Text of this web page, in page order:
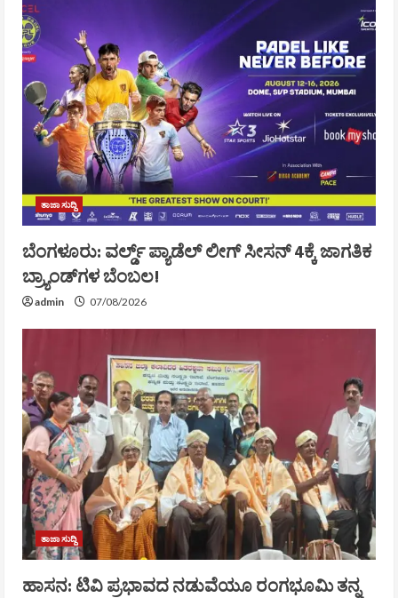
ತಾಜಾ ಸುದ್ದಿ
ಬೆಂಗಳೂರು: ವರ್ಲ್ಡ್ ಪ್ಯಾಡೆಲ್ ಲೀಗ್ ಸೀಸನ್ 4ಕ್ಕೆ ಜಾಗತಿಕ
ಬ್ರ್ಯಾಂಡ್‌ಗಳ ಬೆಂಬಲ!
admin 07/08/2026
ತಾಜಾ ಸುದ್ದಿ
ಹಾಸನ: ಟಿವಿ ಪ್ರಭಾವದ ನಡುವೆಯೂ ರಂಗಭೂಮಿ ತನ್ನ